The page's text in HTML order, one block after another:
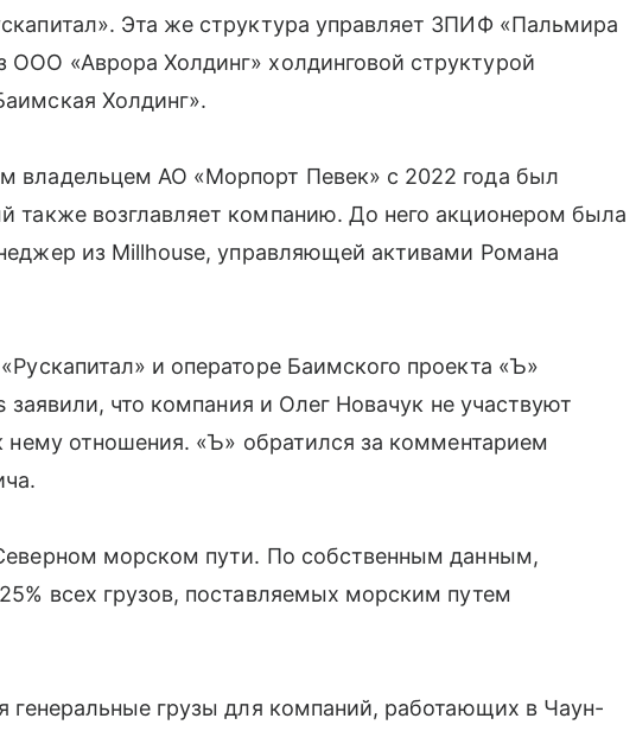
Эта же структура управляет ЗПИФ «Пальмира
«Аврора Холдинг» холдинговой структурой
Холдинг».
АО «Морпорт Певек» с 2022 года был
также возглавляет компанию. До него акционером была
из Millhouse, управляющей активами Романа
и операторе Баимского проекта «Ъ»
заявили, что компания и Олег Новачук не участвуют
нему отношения. «Ъ» обратился за комментарием
морском пути. По собственным данным,
всех грузов, поставляемых морским путем
генеральные грузы для компаний, работающих в Чаун-